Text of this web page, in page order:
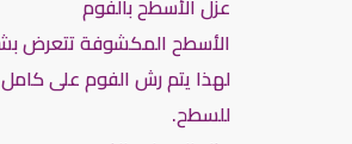
الأسطح المكشوفة تتعرض
لهذا يتم رش الفوم على كامل
للسطح.